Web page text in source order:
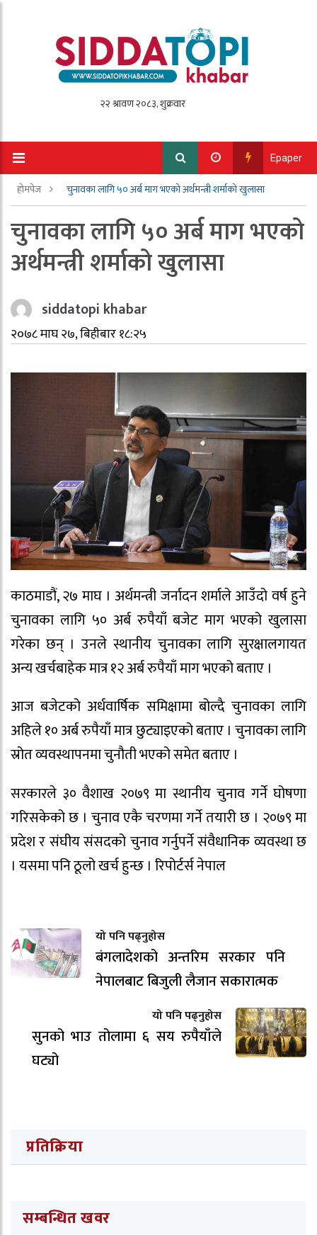
Epaper
होमपेज चुनावका लागि ५० अर्ब माग भएको अर्थमन्त्री शर्माको खुलासा
चुनावका लागि ५० अर्ब माग भएको
अर्थमन्त्री शर्माको खुलासा
siddatopi khabar
२०७८ माघ २७, बिहीबार १८:२५
काठमाडौं, २७ माघ । अर्थमन्त्री जर्नादन शर्माले आउँदो वर्ष हुने
चुनावका लागि ५० अर्ब रुपैयाँ बजेट माग भएको खुलासा
गरेका छन् । उनले स्थानीय चुनावका लागि सुरक्षालगायत
अन्य खर्चबाहेक मात्र १२ अर्ब रुपैयाँ माग भएको बताए ।
आज बजेटको अर्धवार्षिक समिक्षामा बोल्दै चुनावका लागि
अहिले १० अर्ब रुपैयाँ मात्र छुट्याइएको बताए । चुनावका लागि
स्रोत व्यवस्थापनमा चुनौती भएको समेत बताए ।
सरकारले ३० वैशाख २०७९ मा स्थानीय चुनाव गर्ने घोषणा
गरिसकेको छ । चुनाव एकै चरणमा गर्ने तयारी छ । २०७९ मा
प्रदेश र संघीय संसदको चुनाव गर्नुपर्ने संवैधानिक व्यवस्था छ
। यसमा पनि ठूलो खर्च हुन्छ । रिपोर्टर्स नेपाल
यो पनि पढ्नुहोस
बंगलादेशको अन्तरिम सरकार पनि
नेपालबाट बिजुली लैजान सकारात्मक
यो पनि पढ्नुहोस
सुनको भाउ तोलामा ६ सय रुपैयाँले
घट्यो
प्रतिक्रिया
सम्बन्धित खवर